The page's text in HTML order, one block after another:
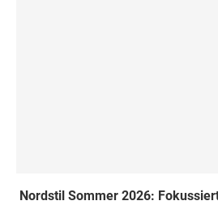
Nordstil Sommer 2026: